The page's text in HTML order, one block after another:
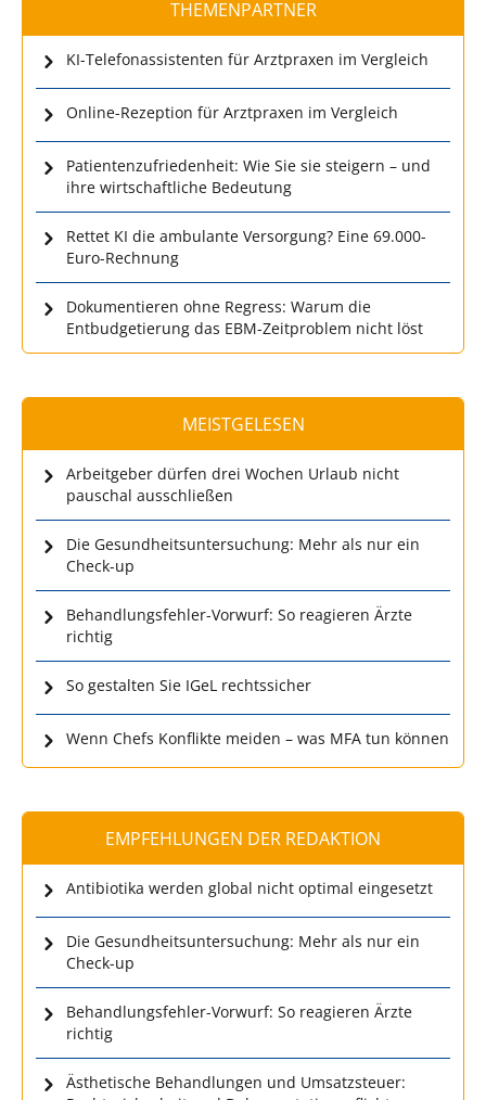
THEMENPARTNER
KI-Telefonassistenten für Arztpraxen im Vergleich
Online-Rezeption für Arztpraxen im Vergleich
Patientenzufriedenheit: Wie Sie sie steigern – und
ihre wirtschaftliche Bedeutung
Rettet KI die ambulante Versorgung? Eine 69.000-
Euro-Rechnung
Dokumentieren ohne Regress: Warum die
Entbudgetierung das EBM-Zeitproblem nicht löst
MEISTGELESEN
Arbeitgeber dürfen drei Wochen Urlaub nicht
pauschal ausschließen
Die Gesundheitsuntersuchung: Mehr als nur ein
Check-up
Behandlungsfehler-Vorwurf: So reagieren Ärzte
richtig
So gestalten Sie IGeL rechtssicher
Wenn Chefs Konflikte meiden – was MFA tun können
EMPFEHLUNGEN DER REDAKTION
Antibiotika werden global nicht optimal eingesetzt
Die Gesundheitsuntersuchung: Mehr als nur ein
Check-up
Behandlungsfehler-Vorwurf: So reagieren Ärzte
richtig
Ästhetische Behandlungen und Umsatzsteuer: